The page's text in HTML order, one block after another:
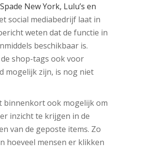
New York, Lulu’s en
social mediabedrijf laat in
weten dat de functie in
beschikbaar is.
shop-tags ook voor
mogelijk zijn, is nog niet
binnenkort ook mogelijk om
inzicht te krijgen in de
van de geposte items. Zo
hoeveel mensen er klikken